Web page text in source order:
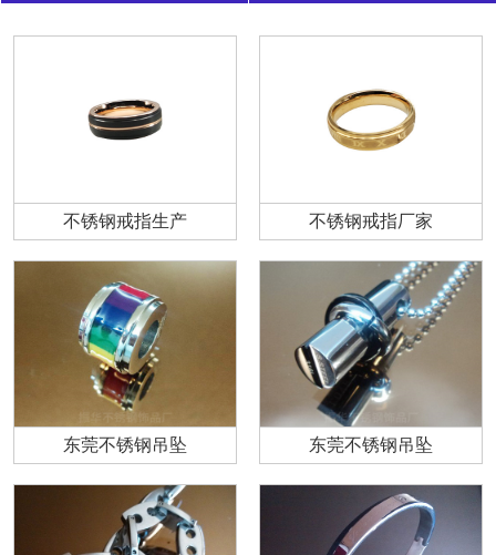
不锈钢戒指生产 不锈钢戒指厂家
东莞不锈钢吊坠 东莞不锈钢吊坠